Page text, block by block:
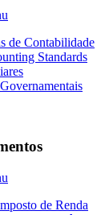
de Contabilidade
Standards
de Renda